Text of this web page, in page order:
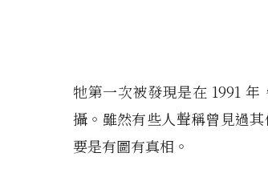
牠第一次被發現是在 1991
攝。雖然有些人聲稱曾見過
要是有圖有真相。